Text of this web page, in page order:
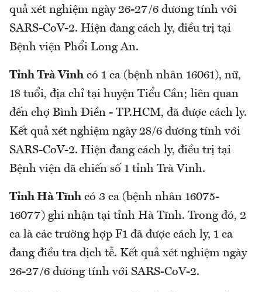
quả xét nghiệm ngày 26-27/6 dương tính với
SARS-CoV-2. Hiện đang cách ly, điều trị tại
Bệnh viện Phổi Long An.
Tỉnh Trà Vinh có 1 ca (bệnh nhân 16061), nữ,
18 tuổi, địa chỉ tại huyện Tiểu Cần; liên quan
đến chợ Bình Điền - TP.HCM, đã được cách ly.
Kết quả xét nghiệm ngày 28/6 dương tính với
SARS-CoV-2. Hiện đang cách ly, điều trị tại
Bệnh viện dã chiến số 1 tỉnh Trà Vinh.
Tỉnh Hà Tĩnh có 3 ca (bệnh nhân 16075-
16077) ghi nhận tại tỉnh Hà Tĩnh. Trong đó, 2
ca là các trường hợp F1 đã được cách ly, 1 ca
đang điều tra dịch tễ. Kết quả xét nghiệm ngày
26-27/6 dương tính với SARS-CoV-2.